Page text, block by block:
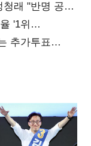
래 "반명 공세
'1위
추가투표